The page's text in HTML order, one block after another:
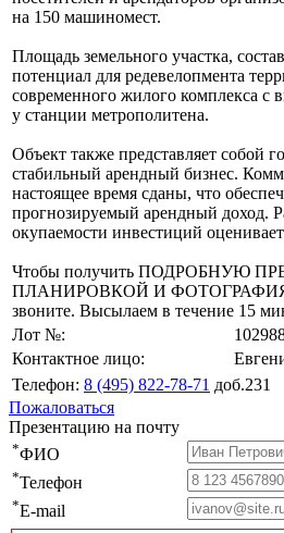
на 150 машиномест.
Площадь земельного участка,
потенциал для редевелопмента
современного жилого комплекса
у станции метрополитена.
Объект также представляет собой
стабильный арендный бизнес.
настоящее время сданы, что
прогнозируемый арендный доход.
окупаемости инвестиций
Чтобы получить ПОДРОБНУЮ
ПЛАНИРОВКОЙ И
звоните. Высылаем в течение 15
Лот №:
Контактное лицо:
Телефон: 8 (495) 822-78-71 доб.231
Пожаловаться
Презентацию на почту
*ФИО
*Телефон
*E-mail